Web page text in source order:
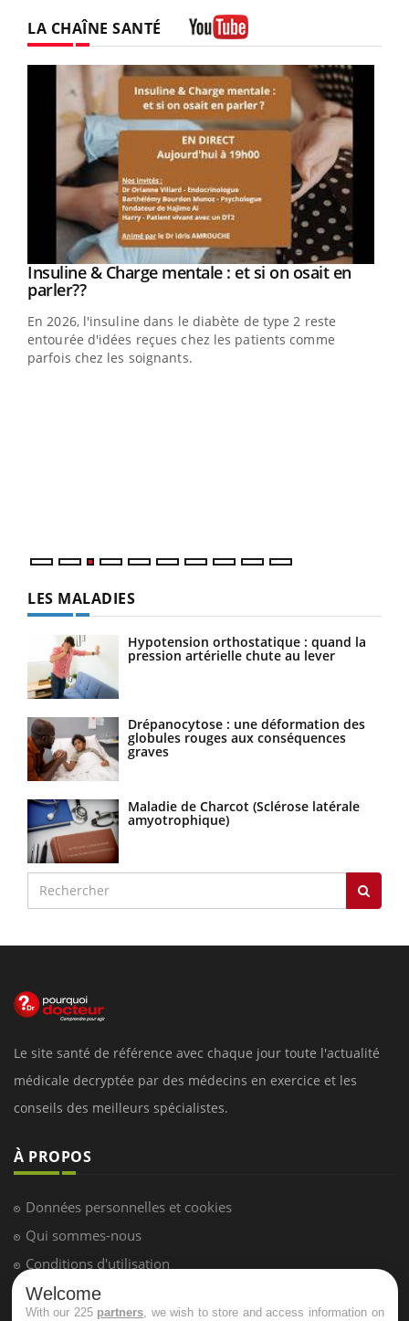
LA CHAÎNE SANTÉ
Youtube
Insuline & Charge mentale : et si on osait en
parler??Youtube
En 2026, l'insuline dans le diabète de type 2 reste
entourée d'idées reçues chez les patients comme
parfois chez les soignants.
LES MALADIES
Hypotension orthostatique : quand la
pression artérielle chute au lever
Drépanocytose : une déformation des
globules rouges aux conséquences
graves
Maladie de Charcot (Sclérose latérale
amyotrophique)
Le site santé de référence avec chaque jour toute l'actualité
médicale decryptée par des médecins en exercice et les
conseils des meilleurs spécialistes.
À PROPOS
Données personnelles et cookies
Qui sommes-nous
Conditions d'utilisation
Plan du site
Welcome
With our 225 partners , we wish to store and access information on